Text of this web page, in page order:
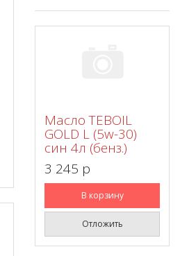
Масло TEBOIL
GOLD L (5w-30)
син 4л (бенз.)
3 245 p
В корзину
Отложить